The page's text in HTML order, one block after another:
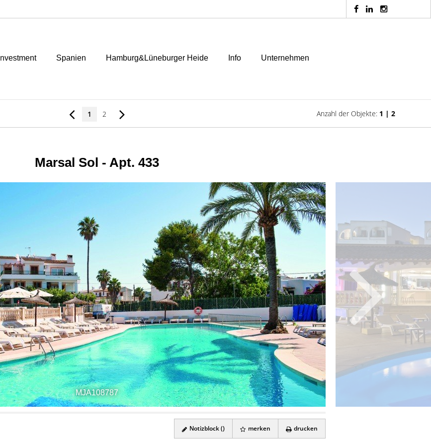
Investment Spanien Hamburg&Lüneburger Heide Info Unternehmen
1 2 Anzahl der Objekte: 1 | 2
Marsal Sol - Apt. 433
MJA108787
Notizblock () merken drucken